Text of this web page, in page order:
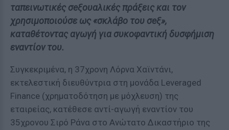
ταπεινωτικές σeξουαλικές πράξεις και τον
χρησιμοποιούσε ως «σκλάβο του σeξ»,
καταθέτοντας αγωγή για συκοφαντική δυσφήμιση
εναντίον του.
Συγκεκριμένα, η 37χρονη Λόρνα Χαϊντάνι,
εκτελεστική διευθύντρια στη μονάδα Leveraged
Finance (χρηματοδότηση με μόχλευση) της
εταιρείας, κατέθεσε αντί-αγωγή εναντίον του
35χρονου Σιρό Ράνα στο Ανώτατο Δικαστήριο της